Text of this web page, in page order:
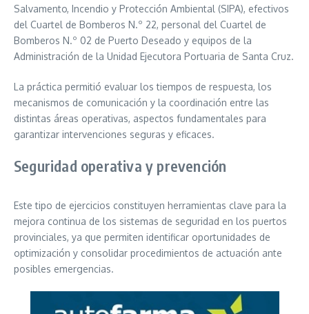
Salvamento, Incendio y Protección Ambiental (SIPA), efectivos
del Cuartel de Bomberos N.º 22, personal del Cuartel de
Bomberos N.º 02 de Puerto Deseado y equipos de la
Administración de la Unidad Ejecutora Portuaria de Santa Cruz.
La práctica permitió evaluar los tiempos de respuesta, los
mecanismos de comunicación y la coordinación entre las
distintas áreas operativas, aspectos fundamentales para
garantizar intervenciones seguras y eficaces.
Seguridad operativa y prevención
Este tipo de ejercicios constituyen herramientas clave para la
mejora continua de los sistemas de seguridad en los puertos
provinciales, ya que permiten identificar oportunidades de
optimización y consolidar procedimientos de actuación ante
posibles emergencias.